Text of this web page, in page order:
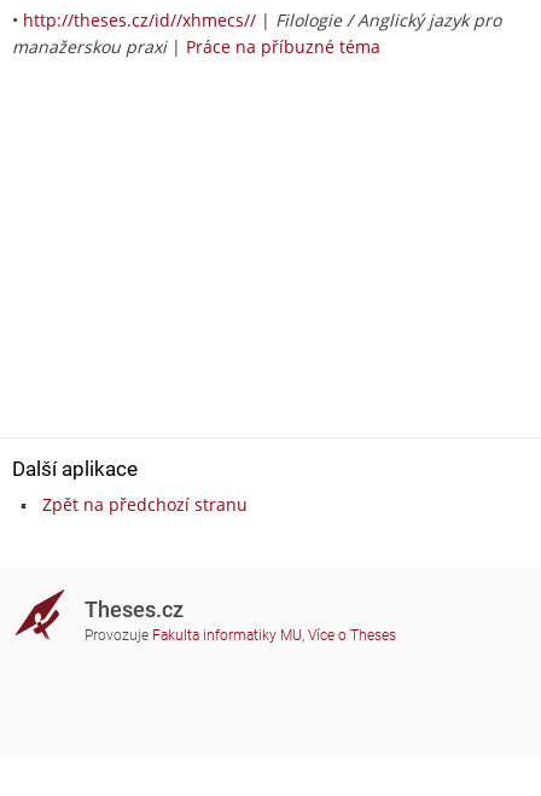
• http://theses.cz/id//xhmecs// | Filologie / Anglický jazyk pro
manažerskou praxi| Práce na příbuzné téma
Další aplikace
Zpět na předchozí stranu
Theses.cz
Provozuje Fakulta informatiky MU, Více o Theses